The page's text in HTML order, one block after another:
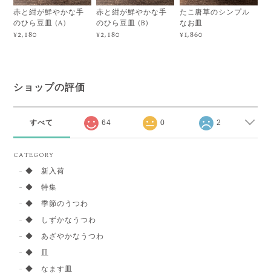
赤と紺が鮮やかな手
のひら豆皿 (A)
¥2,180
赤と紺が鮮やかな手
のひら豆皿 (B)
¥2,180
たこ唐草のシンプル
なお皿
¥1,860
ショップの評価
すべて 64 0 2
CATEGORY
◆ 新入荷
◆ 特集
◆ 季節のうつわ
◆ しずかなうつわ
◆ あざやかなうつわ
◆ 皿
◆ なます皿